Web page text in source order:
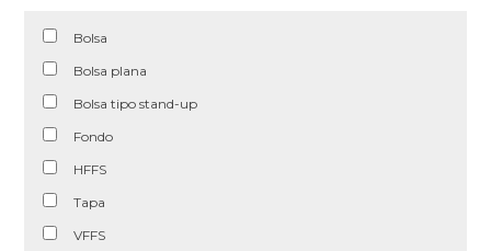
Bolsa
Bolsa plana
Bolsa tipo stand-up
Fondo
HFFS
Tapa
VFFS